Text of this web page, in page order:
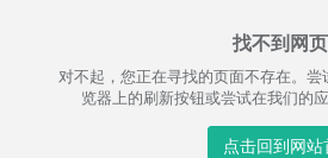
找不到网页
对不起，您正在寻找的页面不存在。
览器上的刷新按钮或尝试在我们的
点击回到网站